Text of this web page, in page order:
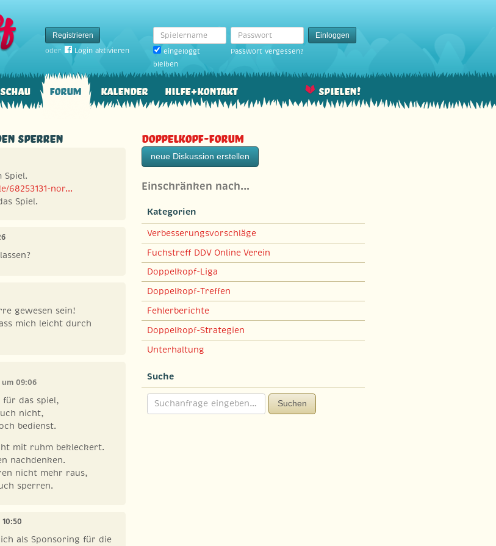
Registrieren
oder
Login aktivieren
Spielername
eingeloggt
bleiben
Passwort
Einloggen
Passwort vergessen?
Forum Kalender Hilfe+Kontakt Spielen!
sperren
Spiel.
68253131-nor...
Spiel.
gewesen sein!
mich leicht durch
09:06
das spiel,
nicht,
bedienst.
mit ruhm bekleckert.
nachdenken.
nicht mehr raus,
sperren.
als Sponsoring für die
Doppelkopf-Forum
neue Diskussion erstellen
Einschränken nach…
Kategorien
Verbesserungsvorschläge
Fuchstreff DDV Online Verein
Doppelkopf-Liga
Doppelkopf-Treffen
Fehlerberichte
Doppelkopf-Strategien
Unterhaltung
Suche
Suchen